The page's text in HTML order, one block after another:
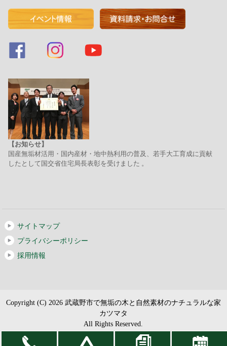
【お知らせ】
国産無垢材活用・国内産材・地中熱利用の普及、若手大工育成に貢献
したとして国交省住宅局長表彰を受けました 。
サイトマップ
プライバシーポリシー
採用情報
Copyright (C) 2026 武蔵野市で無垢の木と自然素材のナチュラルな家
カツマタ
All Rights Reserved.